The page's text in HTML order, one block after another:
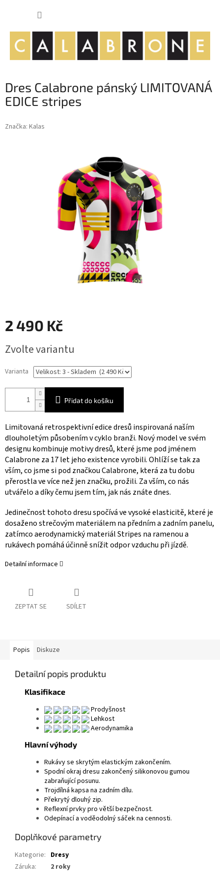
Dres Calabrone pánský LIMITOVANÁ
EDICE stripes
Značka: Kalas
2 490 Kč
cena:
Zvolte variantu
Varianta
Přidat do košíku
Limitovaná retrospektivní edice dresů inspirovaná naším
dlouholetým působením v cyklo branži. Nový model ve svém
designu kombinuje motivy dresů, které jsme pod jménem
Calabrone za 17 let jeho existence vyrobili. Ohlíží se tak za
vším, co jsme si pod značkou Calabrone, která za tu dobu
přerostla ve více než jen značku, prožili. Za vším, co nás
utvářelo a díky čemu jsem tím, jak nás znáte dnes.
Jedinečnost tohoto dresu spočívá ve vysoké elasticitě, které je
dosaženo strečovým materiálem na předním a zadním panelu,
zatímco aerodynamický materiál Stripes na ramenou a
rukávech pomáhá účinně snížit odpor vzduchu při jízdě.
Detailní informace
ZEPTAT SE SDÍLET
Popis Diskuze
Detailní popis produktu
Klasifikace
Prodyšnost
Lehkost
Aerodynamika
Hlavní výhody
Rukávy se skrytým elastickým zakončením.
Spodní okraj dresu zakončený silikonovou gumou
zabraňující posunu.
Trojdílná kapsa na zadním dílu.
Překrytý dlouhý zip.
Reflexní prvky pro větší bezpečnost.
Odepínací a voděodolný sáček na cennosti.
Doplňkové parametry
Kategorie: Dresy
Záruka: 2 roky